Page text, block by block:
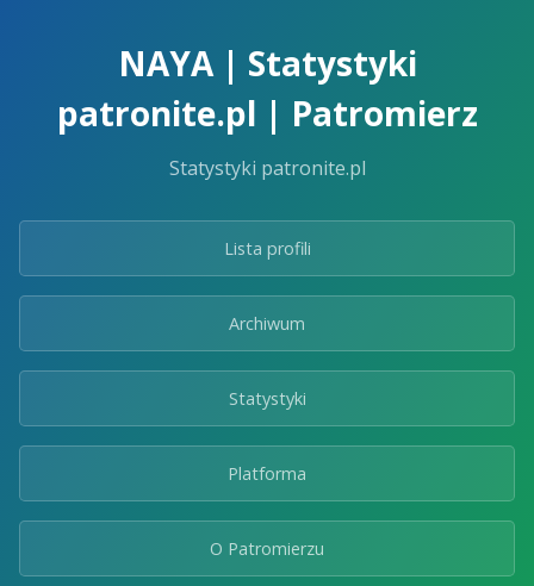
NAYA | Statystyki
patronite.pl | Patromierz
Statystyki patronite.pl
Lista profili
Archiwum
Statystyki
Platforma
O Patromierzu